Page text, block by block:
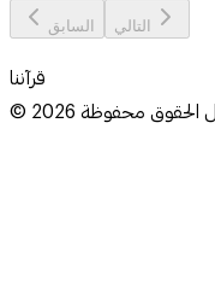
السابق التالي
قرآننا
© 2026الحقوق محفوظة